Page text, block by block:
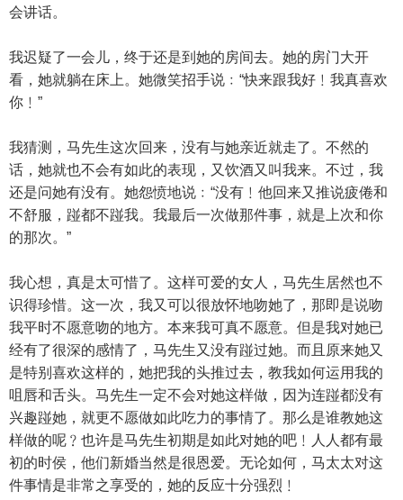
会讲话。
我迟疑了一会儿，终于还是到她的房间去。她的房门大开
看，她就躺在床上。她微笑招手说﹕“快来跟我好﹗我真喜欢
你﹗”
我猜测，马先生这次回来，没有与她亲近就走了。不然的
话，她就也不会有如此的表现，又饮酒又叫我来。不过，我
还是问她有没有。她怨愤地说﹕“没有﹗他回来又推说疲倦和
不舒服，踫都不踫我。我最后一次做那件事，就是上次和你
的那次。”
我心想，真是太可惜了。这样可爱的女人，马先生居然也不
识得珍惜。这一次，我又可以很放怀地吻她了，那即是说吻
我平时不愿意吻的地方。本来我可真不愿意。但是我对她已
经有了很深的感情了，马先生又没有踫过她。而且原来她又
是特别喜欢这样的，她把我的头推过去，教我如何运用我的
咀唇和舌头。马先生一定不会对她这样做，因为连踫都没有
兴趣踫她，就更不愿做如此吃力的事情了。那么是谁教她这
样做的呢﹖也许是马先生初期是如此对她的吧﹗人人都有最
初的时侯，他们新婚当然是很恩爱。无论如何，马太太对这
件事情是非常之享受的，她的反应十分强烈﹗